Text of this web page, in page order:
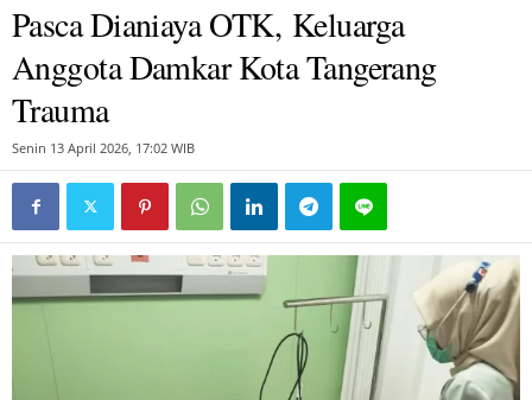
Pasca Dianiaya OTK, Keluarga
Anggota Damkar Kota Tangerang
Trauma
Senin 13 April 2026, 17:02 WIB